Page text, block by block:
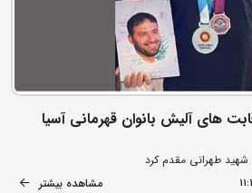
های آلیش بانوان قهرمانی آسیا
شهید طهرانی مقدم کرد
مشاهده بیشتر